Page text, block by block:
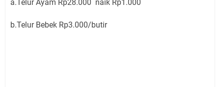
a.Telur Ayam Rp28.000 naik Rp1.000
b.Telur Bebek Rp3.000/butir